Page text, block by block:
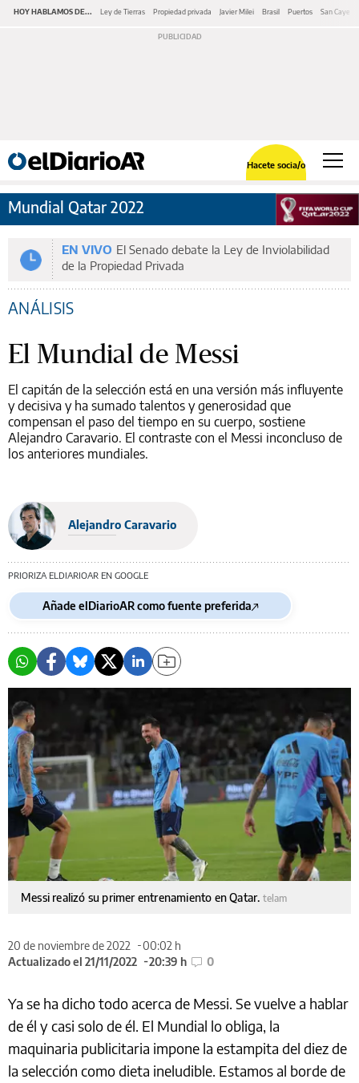
HOY HABLAMOS DE... Ley de Tierras Propiedad privada Javier Milei Brasil Puertos San
Hacete socia/o
Mundial Qatar 2022
EN VIVO El Senado debate la Ley de Inviolabilidad
de la Propiedad Privada
ANÁLISIS
El Mundial de Messi
El capitán de la selección está en una versión más influyente
y decisiva y ha sumado talentos y generosidad que
compensan el paso del tiempo en su cuerpo, sostiene
Alejandro Caravario. El contraste con el Messi inconcluso de
los anteriores mundiales.
Alejandro Caravario
PRIORIZA ELDIARIOAR EN GOOGLE
Añade elDiarioAR como fuente preferida
Messi realizó su primer entrenamiento en Qatar. telam
20 de noviembre de 2022
00:02 h
Actualizado el 21/11/2022
20:39 h 0
Ya se ha dicho todo acerca de Messi. Se vuelve a hablar
de él y casi solo de él. El Mundial lo obliga, la
maquinaria publicitaria impone la estampita del diez de
la selección como dieta ineludible. Estamos al borde de